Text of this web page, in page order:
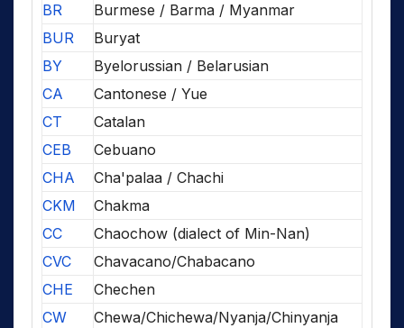
BR
Burmese / Barma / Myanmar
BUR
Buryat
BY
Byelorussian / Belarusian
CA
Cantonese / Yue
CT
Catalan
CEB
Cebuano
CHA
Cha'palaa / Chachi
CKM
Chakma
CC
Chaochow (dialect of Min-Nan)
CVC
Chavacano/Chabacano
CHE
Chechen
CW
Chewa/Chichewa/Nyanja/Chinyanja